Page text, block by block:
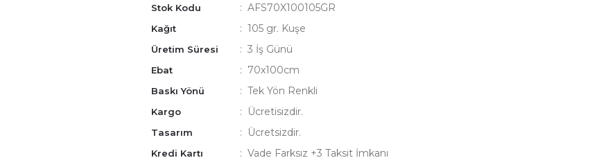
Stok Kodu AFS70X100105GR
Kağıt 105 gr. Kuşe
Üretim Süresi 3 İş Günü
Ebat 70x100cm
Baskı Yönü Tek Yön Renkli
Kargo Ücretisizdir.
Tasarım Ücretsizdir.
Kredi Kartı Vade Farksız +3 Taksit İmkanı